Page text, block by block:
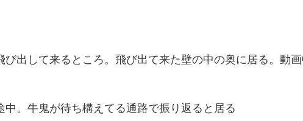
出して来るところ。飛び出て来た壁の中の奥に居る。動
。牛鬼が待ち構えてる通路で振り返ると居る